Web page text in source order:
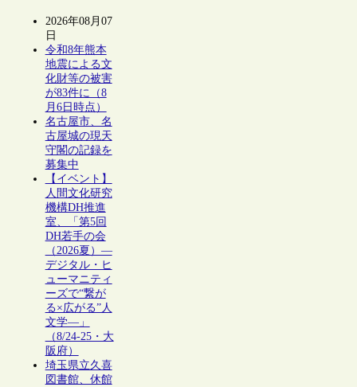
2026年08月07
日
令和8年熊本
地震による文
化財等の被害
が83件に（8
月6日時点）
名古屋市、名
古屋城の現天
守閣の記録を
募集中
【イベント】
人間文化研究
機構DH推進
室、「第5回
DH若手の会
（2026夏）―
デジタル・ヒ
ューマニティ
ーズで“繋が
る×広がる”人
文学―」
（8/24-25・大
阪府）
埼玉県立久喜
図書館、休館